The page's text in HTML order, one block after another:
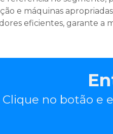
e máquinas
eficientes, garante a
Clique no botão e